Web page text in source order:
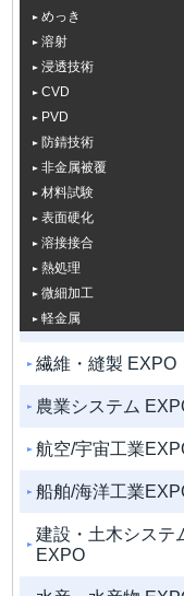
めっき
溶射
浸透技術
CVD
PVD
防錆技術
非金属被覆
材料試験
表面硬化
溶接接合
熱処理
微細加工
軽金属
繊維・縫製 EXPO
農業システム
航空/宇宙工業
船舶/海洋工業
建設・土木システ
EXPO